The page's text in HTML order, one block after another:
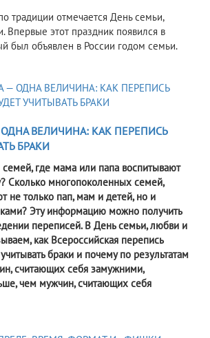
традиции отмечается День семьи,
Впервые этот праздник появился в
был объявлен в России годом семьи.
ВЕЛИЧИНА: КАК ПЕРЕПИСЬ
БРАКИ
семей, где мама или папа воспитывают
Сколько многопоколенных семей,
не только пап, мам и детей, но и
Эту информацию можно получить
переписей. В День семьи, любви и
как Всероссийская перепись
браки и почему по результатам
считающих себя замужними,
чем мужчин, считающих себя